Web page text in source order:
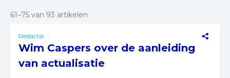
61–75 van 93 artikelen
Redactie
Wim Caspers over de aanleiding
van actualisatie